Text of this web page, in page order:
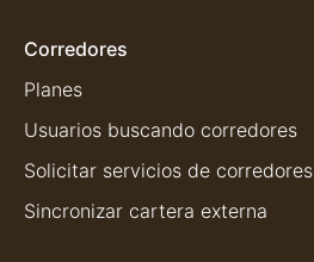
Corredores
Planes
Usuarios buscando corredores
Solicitar servicios de corredores
Sincronizar cartera externa